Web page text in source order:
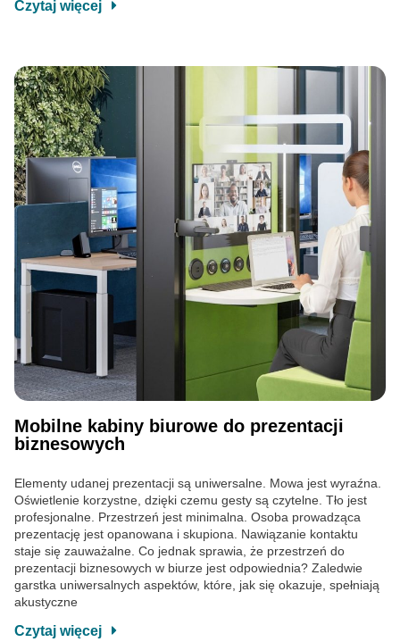
Czytaj więcej
Mobilne kabiny biurowe do prezentacji
biznesowych
Elementy udanej prezentacji są uniwersalne. Mowa jest wyraźna.
Oświetlenie korzystne, dzięki czemu gesty są czytelne. Tło jest
profesjonalne. Przestrzeń jest minimalna. Osoba prowadząca
prezentację jest opanowana i skupiona. Nawiązanie kontaktu
staje się zauważalne. Co jednak sprawia, że przestrzeń do
prezentacji biznesowych w biurze jest odpowiednia? Zaledwie
garstka uniwersalnych aspektów, które, jak się okazuje, spełniają
akustyczne
Czytaj więcej